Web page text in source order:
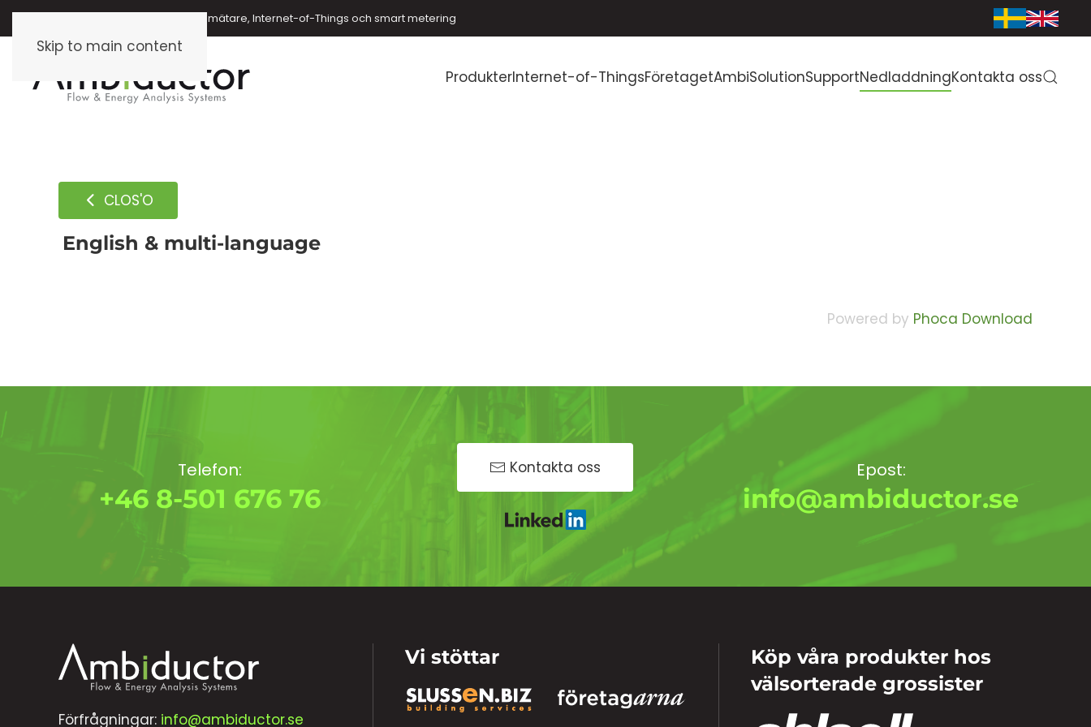
Skip to main content
Energimätare, vattenmätare, oljemätare, Internet-of-Things och smart metering
ProdukterInternet-of-ThingsFöretagetAmbiSolutionSupportNedladdningKontakta oss
CLOS'O
English & multi-language
Powered by Phoca Download
Telefon:
+46 8-501 676 76
Kontakta oss Epost:
info@ambiductor.se
Förfrågningar: info@ambiductor.se
Vi stöttar
Köp våra produkter hos
välsorterade grossister